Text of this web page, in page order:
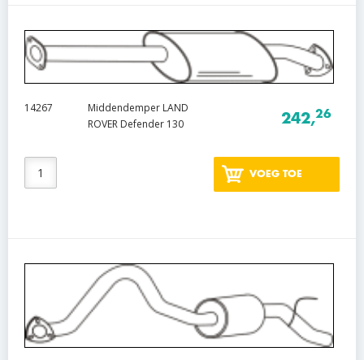
14267
Middendemper LAND
ROVER Defender 130
242,26
VOEG TOE